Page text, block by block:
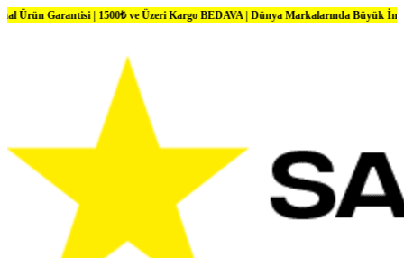
| 1500₺ ve Üzeri Kargo BEDAVA | Dünya Markalarında Büyük İndirimler